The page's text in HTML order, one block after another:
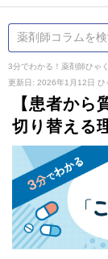
3分でわかる！薬剤師ひゃ
更新日: 2026年1月12日 ひ
【患者から
切り替える